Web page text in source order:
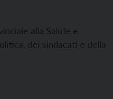
alla Salute e
dei sindacati e della